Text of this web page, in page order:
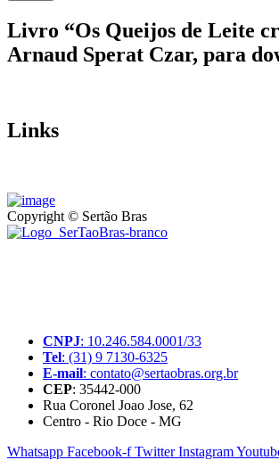
Livro “Os Queijos de Leite
Arnaud Sperat Czar, para
Links
Copyright © Sertão Bras
CNPJ: 10.246.584.0001/33
Tel: (31) 9 7130-6325
E-mail: contato@sertaobras.org.br
CEP: 35442-000
Rua Coronel Joao Jose, 62
Centro - Rio Doce - MG
Whatsapp Facebook-f Twitter Instagram